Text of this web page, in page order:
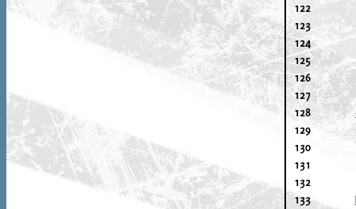
122
123
124
125
126
127
128
129
130
131
132
133